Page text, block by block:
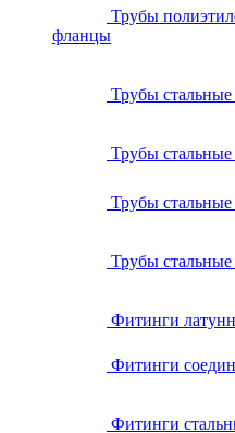
Трубы
фланцы
Трубы
Трубы
Трубы
Трубы стальные
Фитинги
Фитинги
Фитинги